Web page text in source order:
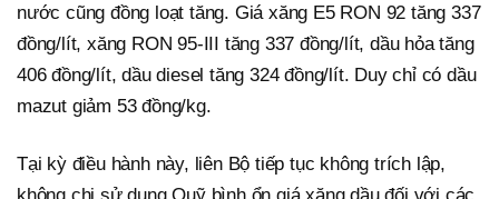
nước cũng đồng loạt tăng. Giá xăng E5 RON 92 tăng 337
đồng/lít, xăng RON 95-III tăng 337 đồng/lít, dầu hỏa tăng
406 đồng/lít, dầu diesel tăng 324 đồng/lít. Duy chỉ có dầu
mazut giảm 53 đồng/kg.
Tại kỳ điều hành này, liên Bộ tiếp tục không trích lập,
không chi sử dụng Quỹ bình ổn giá xăng dầu đối với các